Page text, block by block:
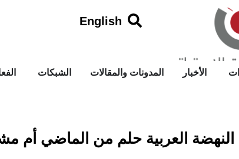
English
الأخبار المدونات والمقالات الشبكات
النهضة العربية حلم من الماضي أم